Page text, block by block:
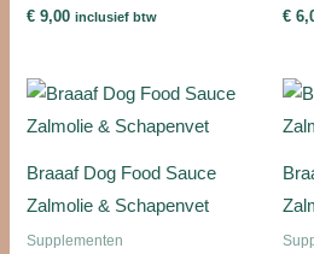
€ 9,00 inclusief btw €
Braaaf Dog Food Sauce
Zalmolie & Schapenvet
Supplementen